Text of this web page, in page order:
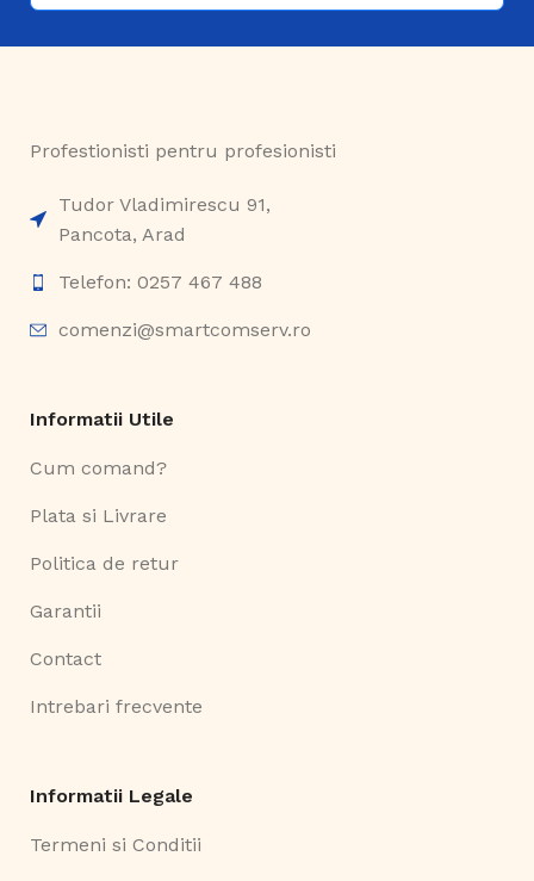
Profestionisti pentru profesionisti
Tudor Vladimirescu 91,
Pancota, Arad
Telefon: 0257 467 488
comenzi@smartcomserv.ro
Informatii Utile
Cum comand?
Plata si Livrare
Politica de retur
Garantii
Contact
Intrebari frecvente
Informatii Legale
Termeni si Conditii